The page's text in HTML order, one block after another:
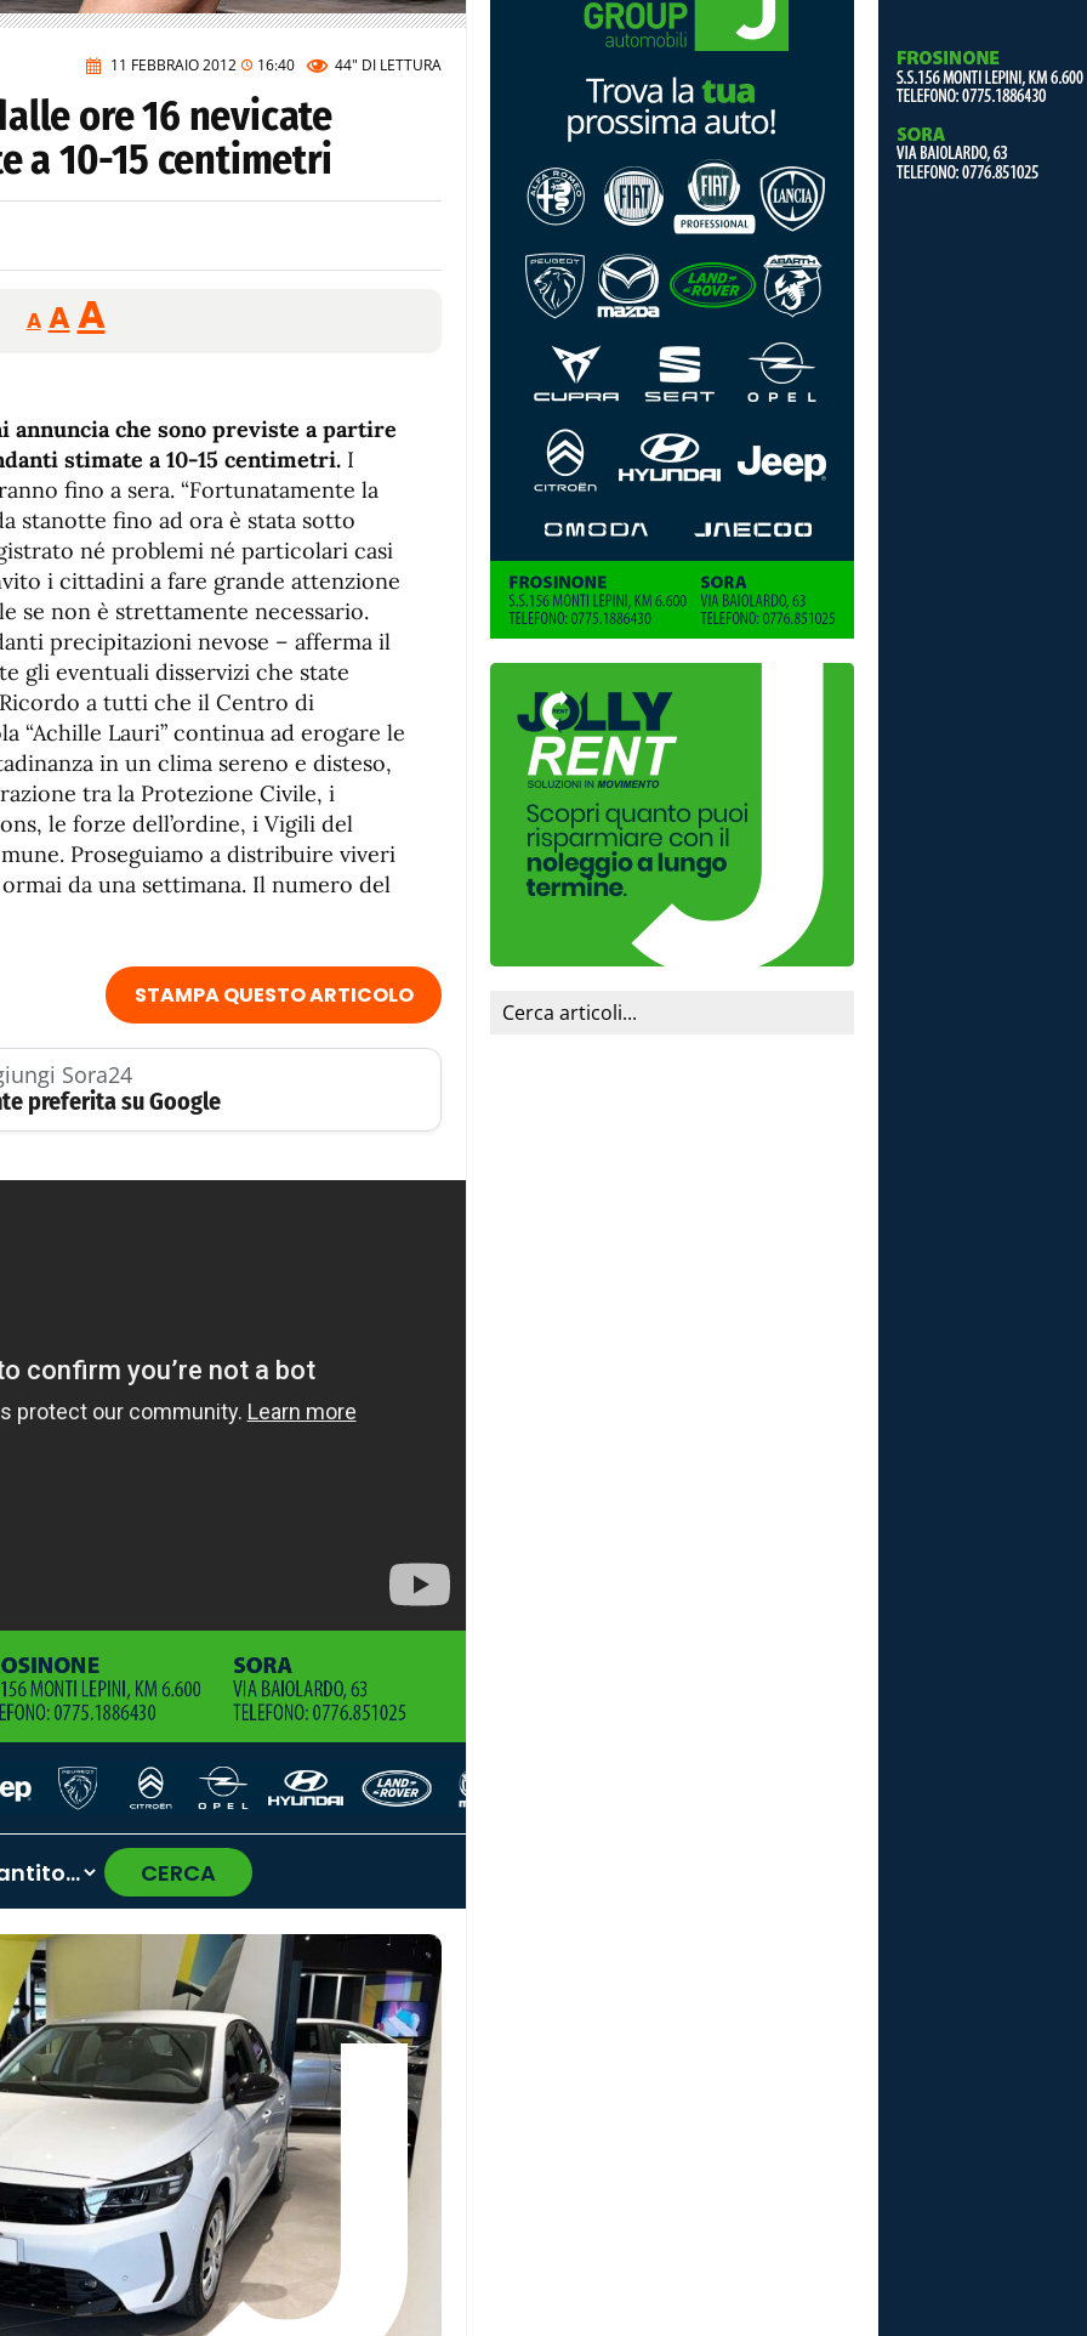
11 FEBBRAIO 2012 16:40 44" DI LETTURA
ore 16 nevicate
a 10-15 centimetri
A
Reducir
tamaño
A Restablecer
tamaño
fuente
AAumentar
de
fuente.
annuncia che sono previste a partire
stimate a 10-15 centimetri. I
fino a sera. “Fortunatamente la
stanotte fino ad ora è stata sotto
né problemi né particolari casi
i cittadini a fare grande attenzione
se non è strettamente necessario.
precipitazioni nevose – afferma il
gli eventuali disservizi che state
a tutti che il Centro di
“Achille Lauri” continua ad erogare le
in un clima sereno e disteso,
tra la Protezione Civile, i
le forze dell’ordine, i Vigili del
Proseguiamo a distribuire viveri
da una settimana. Il numero del
STAMPA QUESTO ARTICOLO
Sora24
preferita su Google
CERCA
›